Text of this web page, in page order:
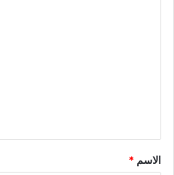
*
الاسم *